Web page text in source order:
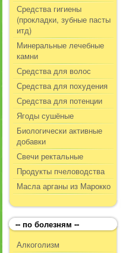
Средства гигиены
(прокладки, зубные пасты
итд)
Минеральные лечебные
камни
Средства для волос
Средства для похудения
Средства для потенции
Ягоды сушёные
Биологически активные
добавки
Свечи ректальные
Продукты пчеловодства
Масла арганы из Марокко
-- по болезням --
Алкоголизм